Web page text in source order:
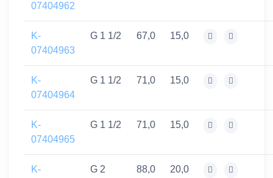
07404962
K-
07404963
G 1 1/2 67,0 15,0
K-
07404964
G 1 1/2 71,0 15,0
K-
07404965
G 1 1/2 71,0 15,0
K-
G 2 88,0 20,0